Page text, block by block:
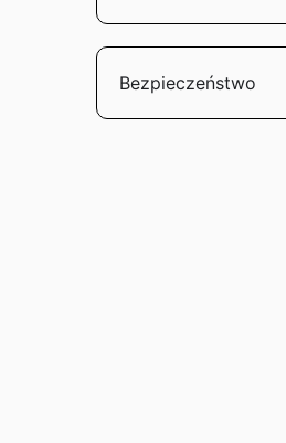
Bezpieczeństwo